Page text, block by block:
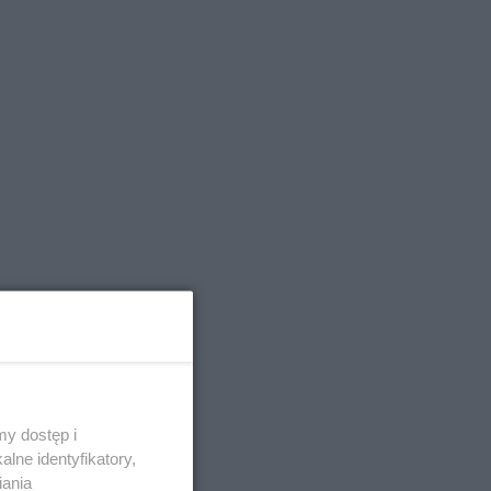
dostęp i
identyfikatory,